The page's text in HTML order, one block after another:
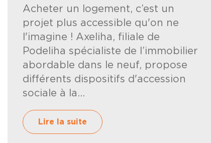
Acheter un logement, c’est un
projet plus accessible qu'on ne
l'imagine ! Axeliha, filiale de
Podeliha spécialiste de l’immobilier
abordable dans le neuf, propose
différents dispositifs d'accession
sociale à la...
Lire la suite